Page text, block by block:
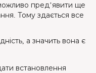
пред’явити ще
Тому здається все
а значить вона є
встановлення